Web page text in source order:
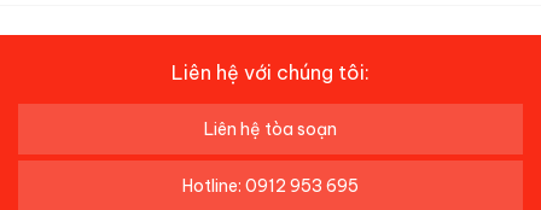
Liên hệ với chúng tôi:
Liên hệ tòa soạn
Hotline: 0912 953 695